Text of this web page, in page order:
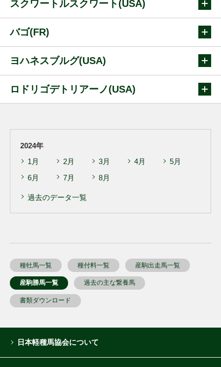
スクワートルスクワート(USA)
バゴ(FR)
ヨハネスブルグ(USA)
ロドリゴデトリアーノ(USA)
2024年
1月
2月 3月 4月
5月
6月
7月 8月
過去のデータ一覧
種牡馬一覧 種付料一覧 産駒出走馬一覧
産駒勝馬一覧 過去の主な繋養馬
書類ダウンロード
日本軽種馬協会について